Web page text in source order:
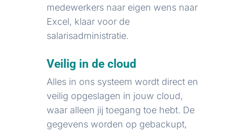
medewerkers naar eigen wens naar
Excel, klaar voor de
salarisadministratie.
Veilig in de cloud
Alles in ons systeem wordt direct en
veilig opgeslagen in jouw cloud,
waar alleen jij toegang toe hebt. De
gegevens worden op gebackupt,